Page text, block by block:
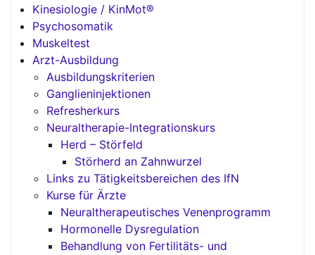
Kinesiologie / KinMot®
Psychosomatik
Muskeltest
Arzt-Ausbildung
Ausbildungskriterien
Ganglieninjektionen
Refresherkurs
Neuraltherapie-Integrationskurs
Herd – Störfeld
Störherd an Zahnwurzel
Links zu Tätigkeitsbereichen des IfN
Kurse für Ärzte
Neuraltherapeutisches Venenprogramm
Hormonelle Dysregulation
Behandlung von Fertilitäts- und